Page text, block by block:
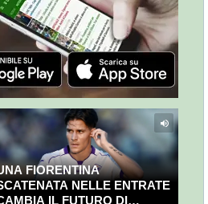
FIORENTINA
NELLE ENTRATE
IL FUTURO DI